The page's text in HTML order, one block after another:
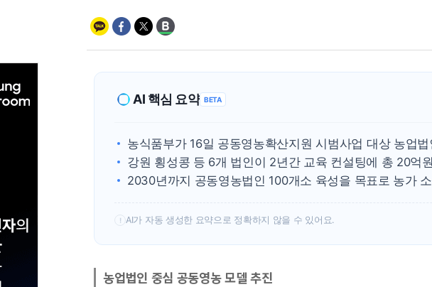
AI 핵심 요약 BETA
농식품부가 16일 공동영농확산지원 시범사업 대상 농업
강원 횡성콩 등 6개 법인이 2년간 교육 컨설팅에 총 20억
2030년까지 공동영농법인 100개소 육성을 목표로 농가
! AI가 자동 생성한 요약으로 정확하지 않을 수 있어요.
농업법인 중심 공동영농 모델 추진